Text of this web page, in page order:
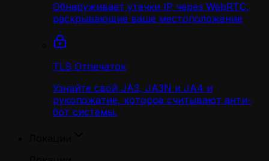
Обнаруживает утечки IP через WebRTC,
раскрывающие ваше местоположение
TLS Отпечаток
Узнайте свой JA3, JA3N и JA4 и
рукопожатие, которое считывают анти-
бот системы.